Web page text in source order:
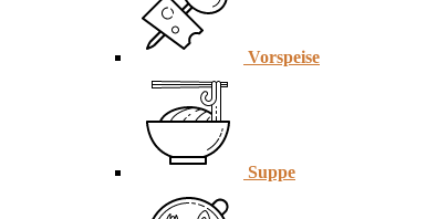
Vorspeise
Suppe